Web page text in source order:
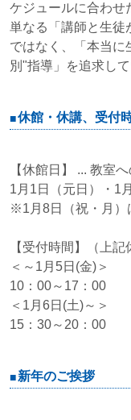
ケジュールに合わせ
単なる「講師と生徒
ではなく、「本当に
別"指導」を追求して
休館・休講、受付
【休館日】 ... 教室
1月1日（元日）・1
※1月8日（祝・月）
【受付時間】（上記
＜～1月5日(金)＞
10：00～17：00
＜1月6日(土)～＞
15：30～20：00
新年のご挨拶